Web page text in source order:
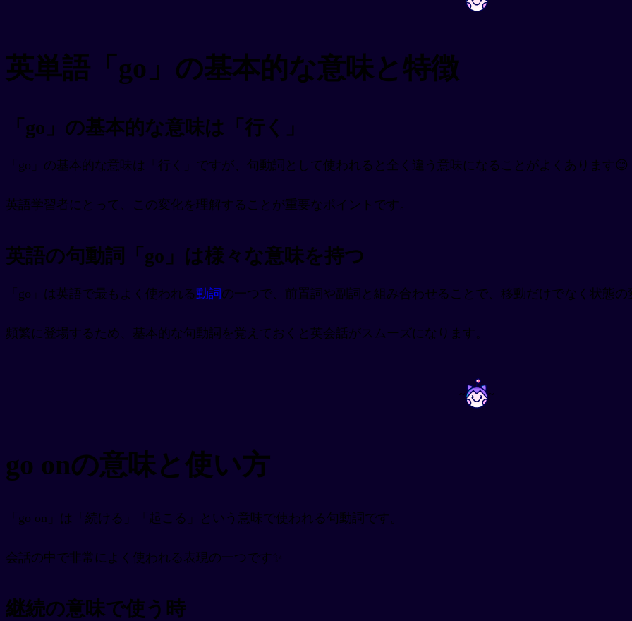
英単語「go」の基本的な意味と特徴
「go」の基本的な意味は「行く」
「go」の基本的な意味は「行く」ですが、句動詞として使われると全く違う意味になることがよくあります😊
英語学習者にとって、この変化を理解することが重要なポイントです。
英語の句動詞「go」は様々な意味を持つ
「go」は英語で最もよく使われる動詞の一つで、前置詞や副詞と組み合わせることで、移動だけでなく状態
頻繁に登場するため、基本的な句動詞を覚えておくと英会話がスムーズになります。
~ ~
go onの意味と使い方
「go on」は「続ける」「起こる」という意味で使われる句動詞です。
会話の中で非常によく使われる表現の一つです✨
継続の意味で使う時